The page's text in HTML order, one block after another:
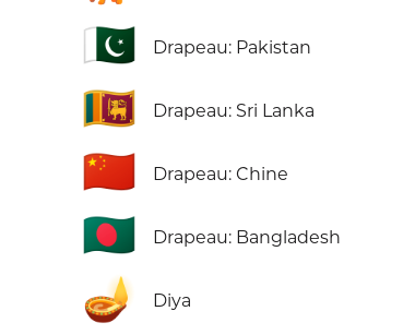
🇵🇰 Drapeau: Pakistan
🇱🇰 Drapeau: Sri Lanka
🇨🇳 Drapeau: Chine
🇧🇩 Drapeau: Bangladesh
🪔 Diya